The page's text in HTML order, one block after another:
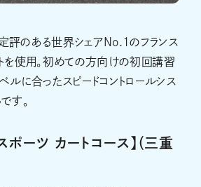
評のある世界シェアNo.1のフランス
使用。初めての方向けの初回講習
ルに合ったスピードコントロールシス
す。
ポーツ カートコース】（三重